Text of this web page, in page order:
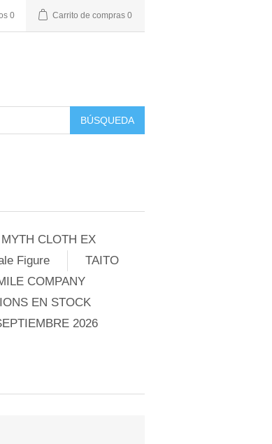
0 Carrito de compras 0
BÚSQUEDA
CLOTH EX
Figure
TAITO
COMPANY
EN STOCK
2026